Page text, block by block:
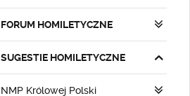
FORUM HOMILETYCZNE
SUGESTIE HOMILETYCZNE
NMP Królowej Polski